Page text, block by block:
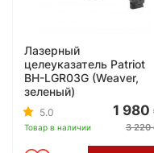
Лазерный
целеуказатель Patriot
BH-LGR03G (Weaver,
зеленый)
5.0
Товар в наличии
1 980
3 220